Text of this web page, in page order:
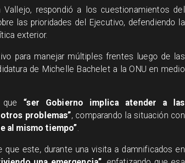
respondió a los cuestionamientos del
las prioridades del Ejecutivo, defendiendo la
exterior.
para manejar múltiples frentes luego de las
de Michelle Bachelet a la ONU en medio
que “ser Gobierno implica atender a las
problemas”, comparando la situación con
al mismo tiempo”.
este, durante una visita a damnificados en